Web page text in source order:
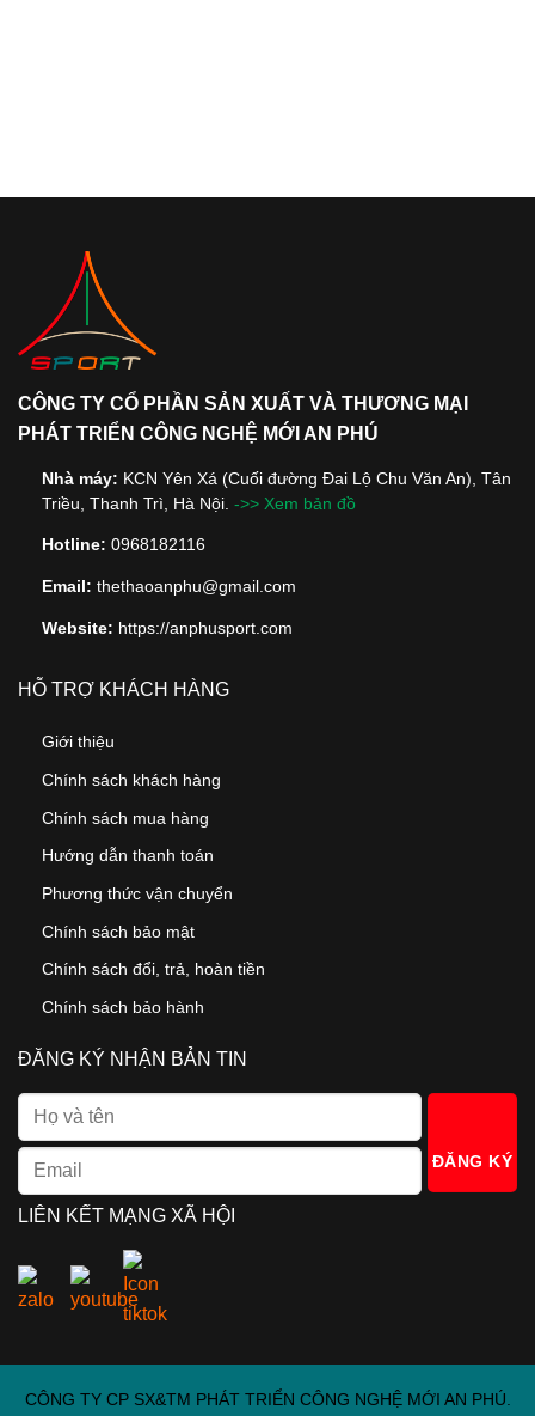
CÔNG TY CỔ PHẦN SẢN XUẤT VÀ THƯƠNG MẠI
PHÁT TRIỂN CÔNG NGHỆ MỚI AN PHÚ
Nhà máy: KCN Yên Xá (Cuối đường Đai Lộ Chu Văn An), Tân
Triều, Thanh Trì, Hà Nội. ->> Xem bản đồ
Hotline: 0968182116
Email: thethaoanphu@gmail.com
Website: https://anphusport.com
HỖ TRỢ KHÁCH HÀNG
Giới thiệu
Chính sách khách hàng
Chính sách mua hàng
Hướng dẫn thanh toán
Phương thức vận chuyển
Chính sách bảo mật
Chính sách đổi, trả, hoàn tiền
Chính sách bảo hành
ĐĂNG KÝ NHẬN BẢN TIN
LIÊN KẾT MẠNG XÃ HỘI
CÔNG TY CP SX&TM PHÁT TRIỂN CÔNG NGHỆ MỚI AN PHÚ.